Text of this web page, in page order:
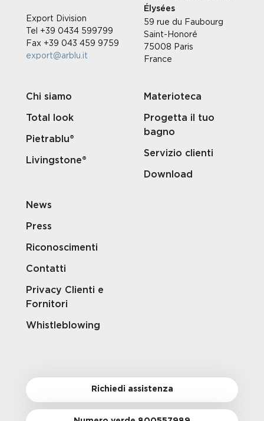
Export Division
Tel +39 0434 599799
Fax +39 043 459 9759
export@arblu.it
Élysées
59 rue du Faubourg
Saint-Honoré
75008 Paris
France
Chi siamo
Total look
Pietrablu®
Livingstone®
Materioteca
Progetta il tuo
bagno
Servizio clienti
Download
News
Press
Riconoscimenti
Contatti
Privacy Clienti e
Fornitori
Whistleblowing
Richiedi assistenza